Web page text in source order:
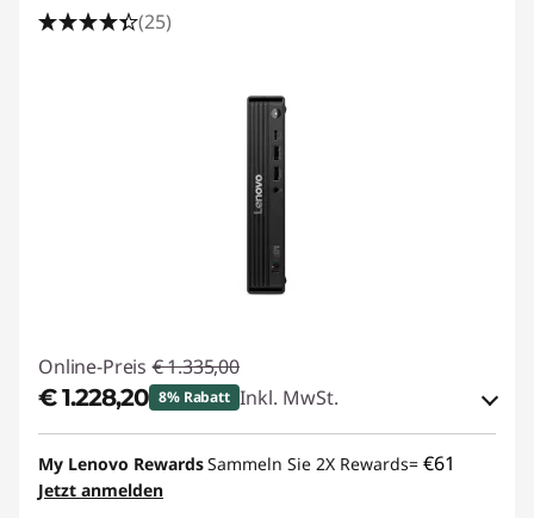
(25)
Online-Preis € 1.335,00
€ 1.228,20 8% Rabatt Inkl. MwSt.
eCoupon-Rabatt :-€ 106,80
eCoupon :THINKDEAL
My Lenovo RewardsSammeln Sie 2X Rewards= €61
Jetzt anmelden